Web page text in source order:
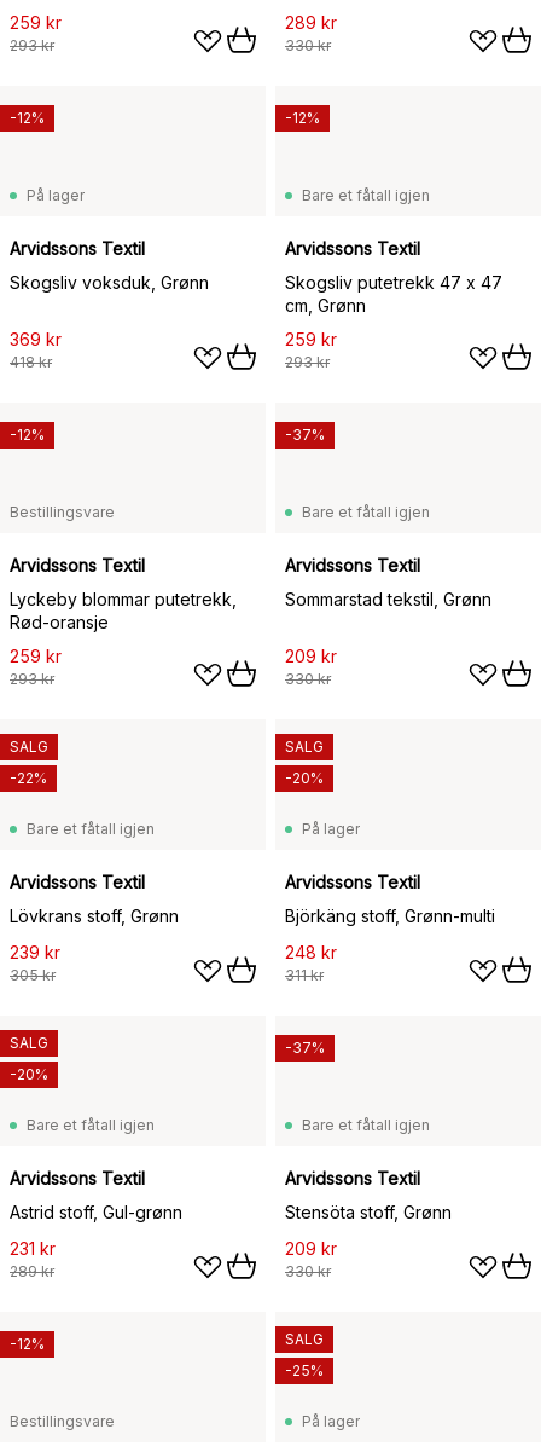
259 kr
293 kr
289 kr
330 kr
På lager
Arvidssons Textil
Skogsliv voksduk, Grønn
369 kr
418 kr
-12%
Bare et fåtall igjen
Arvidssons Textil
Skogsliv putetrekk 47 x 47
cm, Grønn
259 kr
293 kr
-12%
Bestillingsvare
Arvidssons Textil
Lyckeby blommar putetrekk,
Rød-oransje
259 kr
293 kr
-12%
Bare et fåtall igjen
Arvidssons Textil
Sommarstad tekstil, Grønn
209 kr
330 kr
-37%
Bare et fåtall igjen
Arvidssons Textil
Lövkrans stoff, Grønn
239 kr
305 kr
SALG
-22%
På lager
Arvidssons Textil
Björkäng stoff, Grønn-multi
248 kr
311 kr
SALG
-20%
Bare et fåtall igjen
Arvidssons Textil
Astrid stoff, Gul-grønn
231 kr
289 kr
SALG
-20%
Bare et fåtall igjen
Arvidssons Textil
Stensöta stoff, Grønn
209 kr
330 kr
-37%
Bestillingsvare
-12%
På lager
SALG
-25%